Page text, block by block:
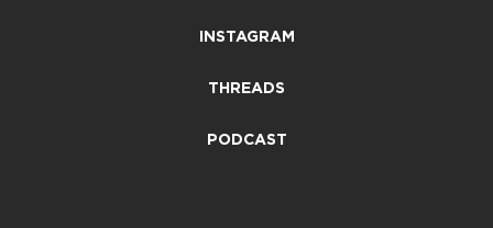
INSTAGRAM
THREADS
PODCAST